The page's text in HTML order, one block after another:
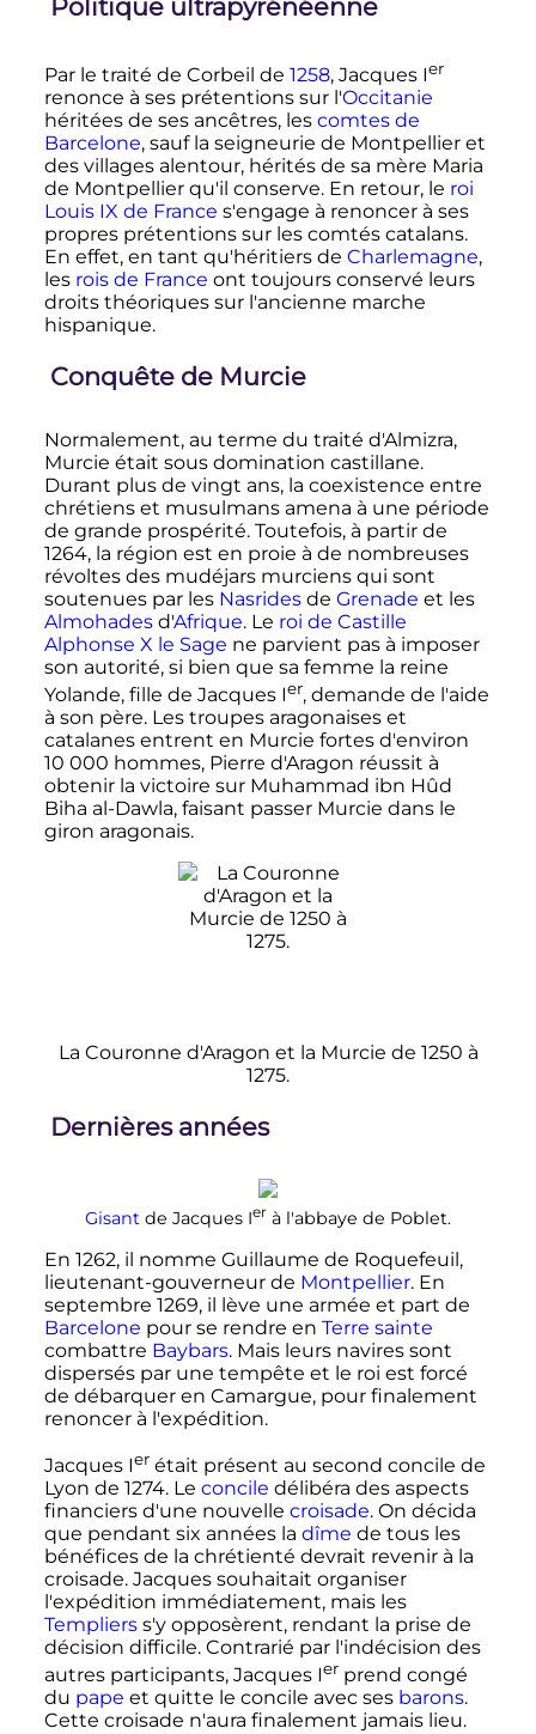
Politique ultrapyrénéenne
Par le traité de Corbeil de 1258, Jacques Ier
renonce à ses prétentions sur l'Occitanie
héritées de ses ancêtres, les comtes de
Barcelone, sauf la seigneurie de Montpellier et
des villages alentour, hérités de sa mère Maria
de Montpellier qu'il conserve. En retour, le roi
Louis IX de France s'engage à renoncer à ses
propres prétentions sur les comtés catalans.
En effet, en tant qu'héritiers de Charlemagne,
les rois de France ont toujours conservé leurs
droits théoriques sur l'ancienne marche
hispanique.
Conquête de Murcie
Normalement, au terme du traité d'Almizra,
Murcie était sous domination castillane.
Durant plus de vingt ans, la coexistence entre
chrétiens et musulmans amena à une période
de grande prospérité. Toutefois, à partir de
1264, la région est en proie à de nombreuses
révoltes des mudéjars murciens qui sont
soutenues par les Nasridesde Grenade et les
Almohadesd'Afrique. Le roi de Castille
Alphonse X le Sage ne parvient pas à imposer
son autorité, si bien que sa femme la reine
Yolande, fille de Jacques Ier, demande de l'aide
à son père. Les troupes aragonaises et
catalanes entrent en Murcie fortes d'environ
10 000 hommes, Pierre d'Aragon réussit à
obtenir la victoire sur Muhammad ibn Hûd
Biha al-Dawla, faisant passer Murcie dans le
giron aragonais.
La Couronne d'Aragon et la Murcie de 1250 à
1275.
Dernières années
Gisant de Jacques Ier à l'abbaye de Poblet.
En 1262, il nomme Guillaume de Roquefeuil,
lieutenant-gouverneur de Montpellier. En
septembre 1269, il lève une armée et part de
Barcelone pour se rendre en Terre sainte
combattre Baybars. Mais leurs navires sont
dispersés par une tempête et le roi est forcé
de débarquer en Camargue, pour finalement
renoncer à l'expédition.
Jacques Ierétait présent au second concile de
Lyon de 1274. Le concile délibéra des aspects
financiers d'une nouvelle croisade. On décida
que pendant six années la dîme de tous les
bénéfices de la chrétienté devrait revenir à la
croisade. Jacques souhaitait organiser
l'expédition immédiatement, mais les
Templierss'y opposèrent, rendant la prise de
décision difficile. Contrarié par l'indécision des
autres participants, Jacques Ier prend congé
du pape et quitte le concile avec ses barons.
Cette croisade n'aura finalement jamais lieu.